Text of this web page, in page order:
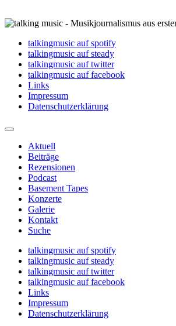
talkingmusic auf spotify
talkingmusic auf steady
talkingmusic auf twitter
talkingmusic auf facebook
Links
Impressum
Datenschutzerklärung
Aktuell
Beiträge
Rezensionen
Podcast
Basement Tapes
Konzerte
Galerie
Kontakt
Suche
talkingmusic auf spotify
talkingmusic auf steady
talkingmusic auf twitter
talkingmusic auf facebook
Links
Impressum
Datenschutzerklärung